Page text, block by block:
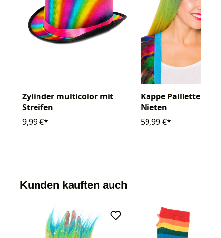
Zylinder multicolor mit
Streifen
9,99 €*
Kappe Pailletten
Nieten
59,99 €*
Kunden kauften auch